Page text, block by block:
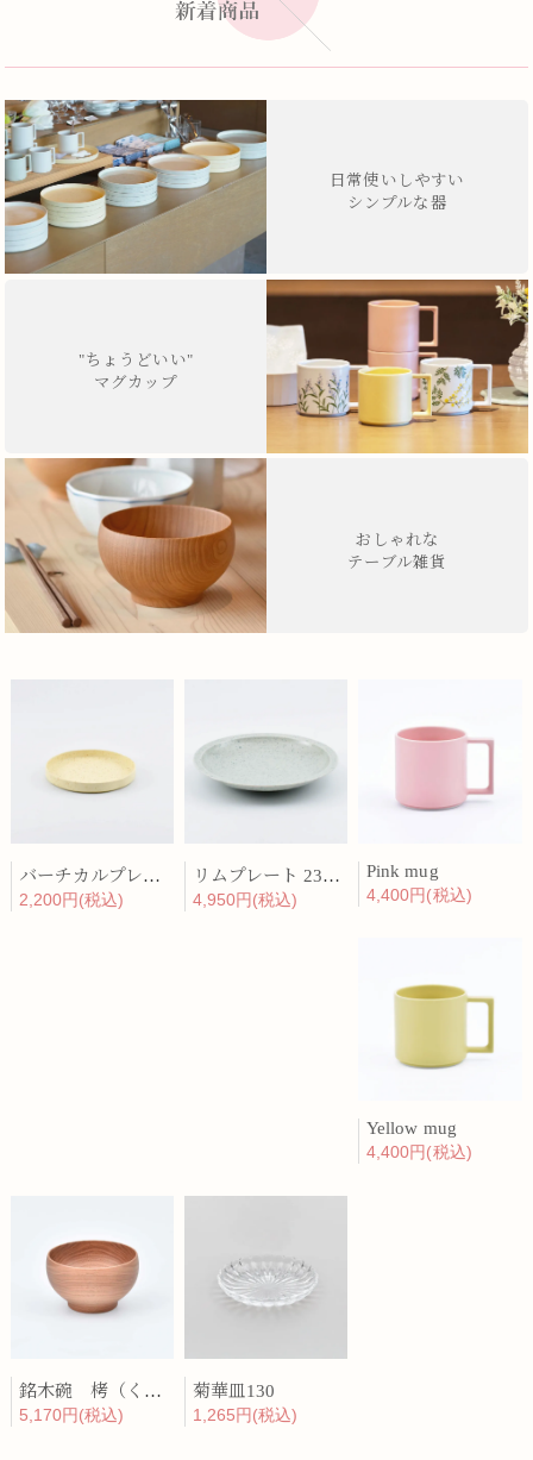
日常使いしやすい
シンプルな器
"ちょうどいい"
マグカップ
おしゃれな
テーブル雑貨
バーチカルプレート 15cm 化粧土
2,200円(税込)
リムプレート 23cm 呉須散
4,950円(税込)
Pink mug
4,400円(税込)
Yellow mug
4,400円(税込)
銘木碗 栲（くるみ）
5,170円(税込)
菊華皿130
1,265円(税込)